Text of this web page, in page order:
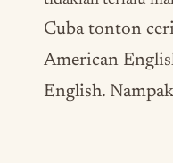
Cuba tonton
American
English.